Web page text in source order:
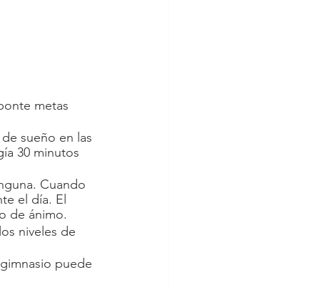
metas
sueño en las
30 minutos
Cuando
el día. El
de ánimo.
niveles de
puede